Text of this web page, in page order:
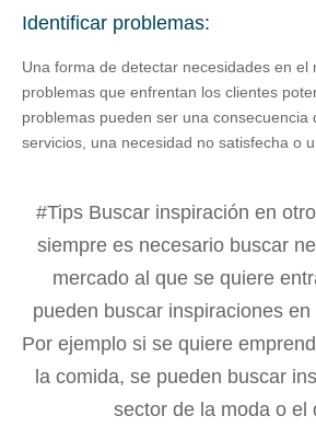
Identificar problemas:
Una forma de detectar necesidades en el
problemas que enfrentan los clientes
problemas pueden ser una consecuencia
servicios, una necesidad no satisfecha o
#Tips Buscar inspiración en
siempre es necesario buscar
mercado al que se quiere
pueden buscar inspiraciones
Por ejemplo si se quiere
la comida, se pueden buscar
sector de la moda o el